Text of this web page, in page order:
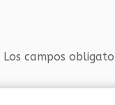
Los campos